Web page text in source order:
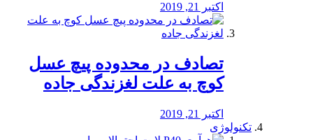
اکتبر 21, 2019
تصادف در محدوده پیچ عسل
کوچ به علت لغزندگی جاده
اکتبر 21, 2019
تکنولوژی